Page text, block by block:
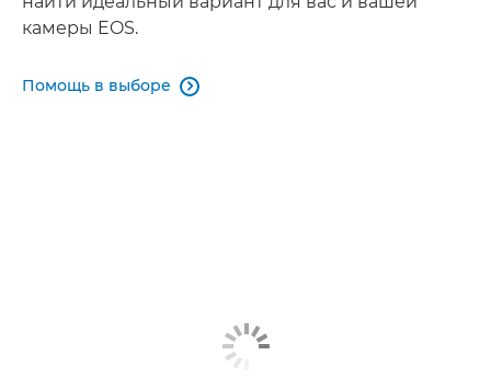
камеры EOS.
Помощь в выборе 